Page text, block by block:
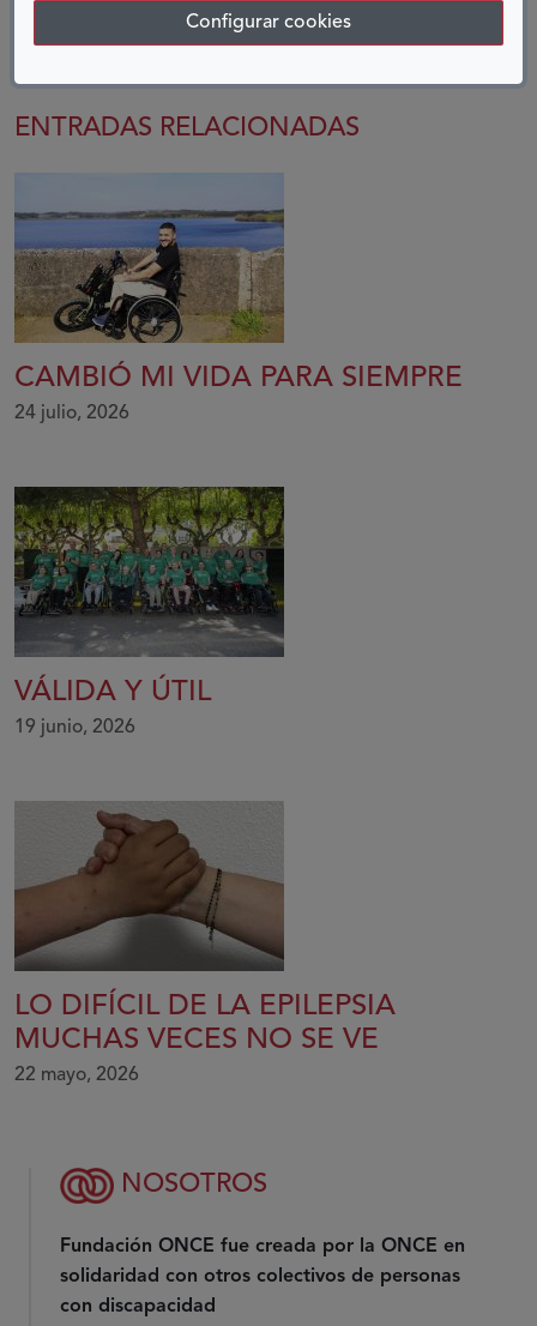
Configurar cookies
Twitter
Facebook
LinkedIn
Telegram
ENTRADAS RELACIONADAS
CAMBIÓ MI VIDA PARA SIEMPRE
24 julio, 2026
VÁLIDA Y ÚTIL
19 junio, 2026
LO DIFÍCIL DE LA EPILEPSIA
MUCHAS VECES NO SE VE
22 mayo, 2026
NOSOTROS
Fundación ONCE fue creada por la ONCE en
solidaridad con otros colectivos de personas
con discapacidad